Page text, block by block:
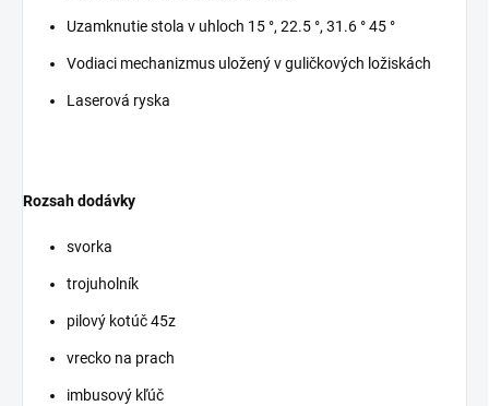
Uzamknutie stola v uhloch 15 °, 22.5 °, 31.6 ° 45 °
Vodiaci mechanizmus uložený v guličkových ložiskách
Laserová ryska
Rozsah dodávky
svorka
trojuholník
pilový kotúč 45z
vrecko na prach
imbusový kľúč